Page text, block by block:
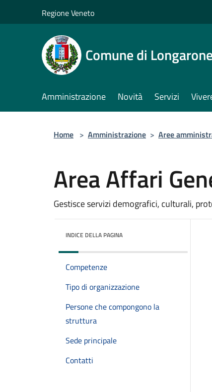
Regione Veneto
Comune di Longarone
Amministrazione Novità Servizi
Home > Amministrazione > Aree
Area Affari
Gestisce servizi demografici, culturali,
INDICE DELLA PAGINA
Competenze
Tipo di organizzazione
Persone che compongono la
struttura
Sede principale
Contatti